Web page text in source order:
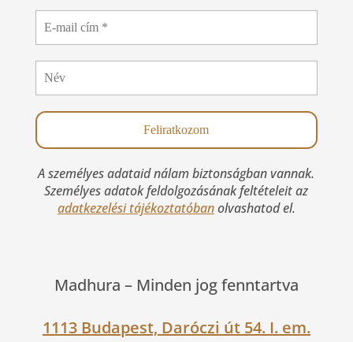
A személyes adataid nálam biztonságban vannak.
Személyes adatok feldolgozásának feltételeit az
adatkezelési tájékoztatóbanolvashatod el.
Madhura – Minden jog fenntartva
1113 Budapest, Daróczi út 54. I. em.